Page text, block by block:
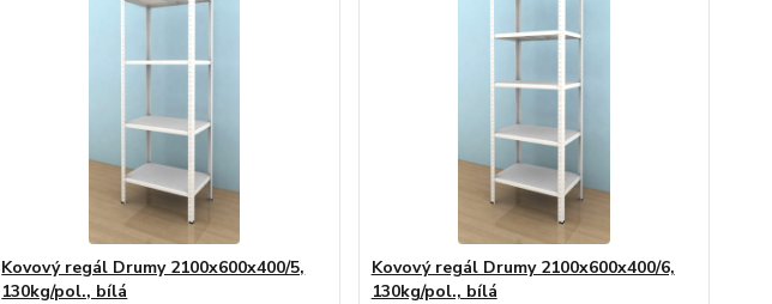
Kovový regál Drumy 2100x600x400/5,
130kg/pol., bílá
Kovový regál Drumy 2100x600x400/6,
130kg/pol., bílá